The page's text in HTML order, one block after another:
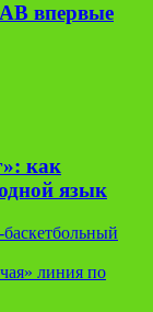
впервые
как
язык
линия по